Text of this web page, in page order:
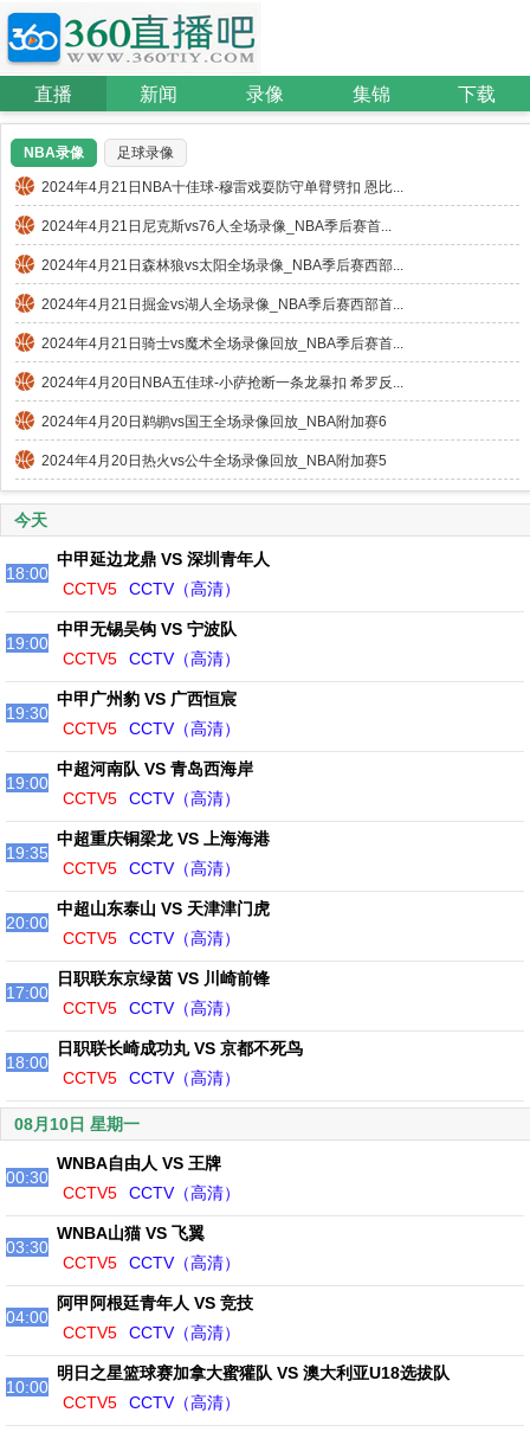
直播 新闻 录像 集锦 下载
NBA录像 足球录像
2024年4月21日NBA十佳球-穆雷戏耍防守单臂劈扣 恩比...
2024年4月21日尼克斯vs76人全场录像_NBA季后赛首...
2024年4月21日森林狼vs太阳全场录像_NBA季后赛西部...
2024年4月21日掘金vs湖人全场录像_NBA季后赛西部首...
2024年4月21日骑士vs魔术全场录像回放_NBA季后赛首...
2024年4月20日NBA五佳球-小萨抢断一条龙暴扣 希罗反...
2024年4月20日鹈鹕vs国王全场录像回放_NBA附加赛6
2024年4月20日热火vs公牛全场录像回放_NBA附加赛5
今天
18:00
中甲延边龙鼎 VS 深圳青年人
CCTV5
CCTV（高清）
19:00
中甲无锡吴钩 VS 宁波队
CCTV5
CCTV（高清）
19:30
中甲广州豹 VS 广西恒宸
CCTV5
CCTV（高清）
19:00
中超河南队 VS 青岛西海岸
CCTV5
CCTV（高清）
19:35
中超重庆铜梁龙 VS 上海海港
CCTV5
CCTV（高清）
20:00
中超山东泰山 VS 天津津门虎
CCTV5
CCTV（高清）
17:00
日职联东京绿茵 VS 川崎前锋
CCTV5
CCTV（高清）
18:00
日职联长崎成功丸 VS 京都不死鸟
CCTV5
CCTV（高清）
08月10日 星期一
00:30
WNBA自由人 VS 王牌
CCTV5
CCTV（高清）
03:30
WNBA山猫 VS 飞翼
CCTV5
CCTV（高清）
04:00
阿甲阿根廷青年人 VS 竞技
CCTV5
CCTV（高清）
10:00
明日之星篮球赛加拿大蜜獾队 VS 澳大利亚U18选拔队
CCTV5
CCTV（高清）